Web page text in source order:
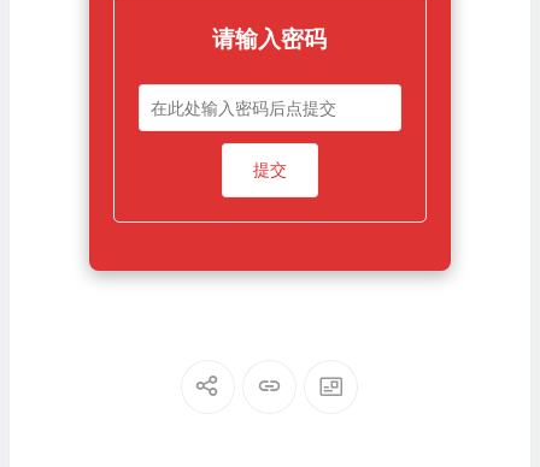
请输入密码